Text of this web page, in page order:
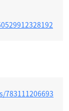
783111206693